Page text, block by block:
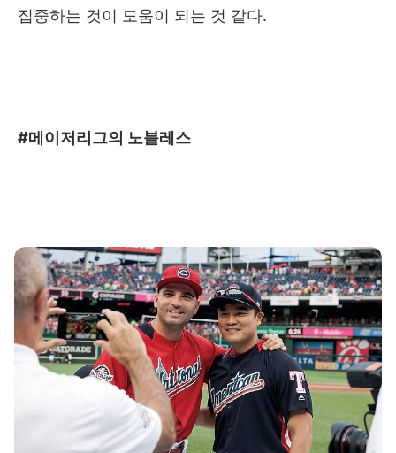
집중하는 것이 도움이 되는 것 같다.
#메이저리그의 노블레스